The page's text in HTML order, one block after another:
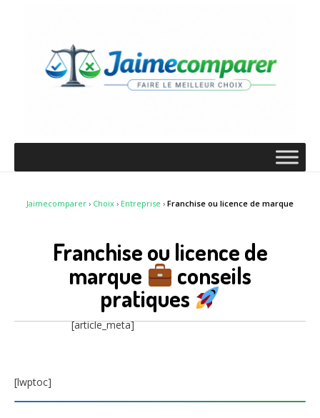
Jaimecomparer › Choix › Entreprise › Franchise ou licence de marque
Franchise ou licence de
marque
conseils
pratiques
[article_meta]
[lwptoc]